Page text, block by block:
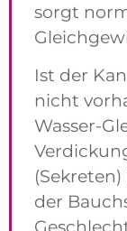
sorgt
Ist der
nicht
Wasser-
der